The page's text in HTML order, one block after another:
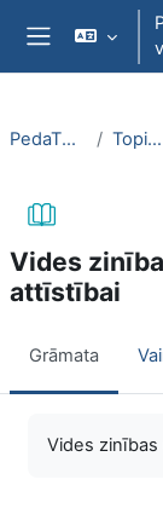
Atvērt galveno
Sānu panelis
PedaT038 Topic 6
Vides
attīstībai
Grāmata
Vides